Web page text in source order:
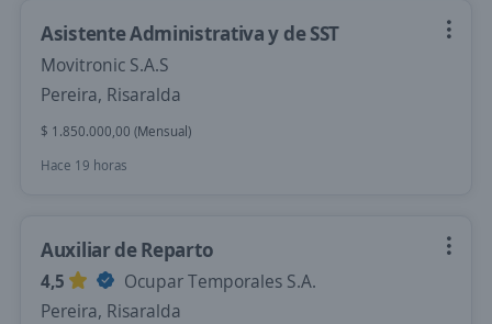
Asistente Administrativa y de SST
Movitronic S.A.S
Pereira, Risaralda
$ 1.850.000,00 (Mensual)
Hace 19 horas
Auxiliar de Reparto
4,5
Ocupar Temporales S.A.
Pereira, Risaralda